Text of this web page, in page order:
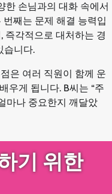
한 손님과의 대화 속에서
째는 문제 해결 능력입
즉각적으로 대처하는 경
습니다.
은 여러 직원이 함께 운
우게 됩니다. B씨는 “주
마나 중요한지 깨달았
기 위한